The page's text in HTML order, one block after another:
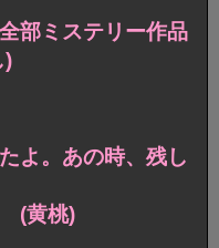
部ミステリー作品
)
よ。あの時、残し
(黄桃)